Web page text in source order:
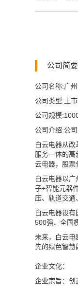
公司简
公司名称:广
公司类型:上
公司规模
公司介绍:公司
白云电器从
服务一体的高
云电器，股票
白云电器以
子+智能元器
压、轨道交通
白云电器设
500强、全国
未来，白云电
先的绿色智慧
企业文化：
企业宗旨：创